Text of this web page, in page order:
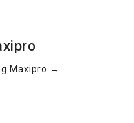
Maxipro →